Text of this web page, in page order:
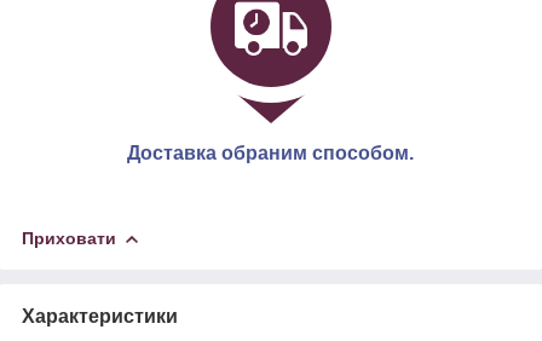
Доставка обраним способом.
Приховати
Характеристики